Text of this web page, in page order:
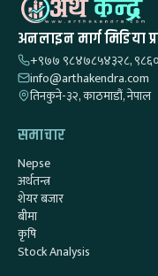
अनलाइन मार्ग मिडिया
+९७७ ९८४७८५४३२८,
info@arthakendra.com
तिनकुने-३२, काठमाडौं, नेपाल
समाचार
Nepse
अर्थतन्त्र
शेयर बजार
बीमा
कृषि
Stock Analysis